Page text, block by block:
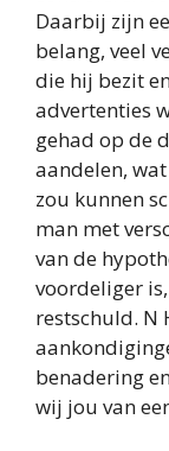
Daarbij zijn
belang, veel
die hij bezit
advertenties
gehad op de
aandelen,
zou kunnen
man met
van de
voordeliger
restschuld. N
benadering
wij jou van